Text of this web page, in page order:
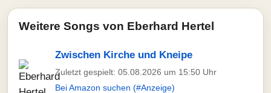
Weitere Songs von Eberhard Hertel
Zwischen Kirche und Kneipe
Zuletzt gespielt: 05.08.2026 um 15:50 Uhr
Bei Amazon suchen (#Anzeige)